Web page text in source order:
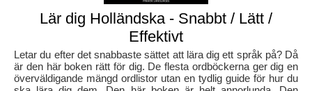
Lär dig Holländska - Snabbt / Lätt /
Effektivt
Letar du efter det snabbaste sättet att lära dig ett språk på? Då
är den här boken rätt för dig. De flesta ordböckerna ger dig en
överväldigande mängd ordlistor utan en tydlig guide för hur du